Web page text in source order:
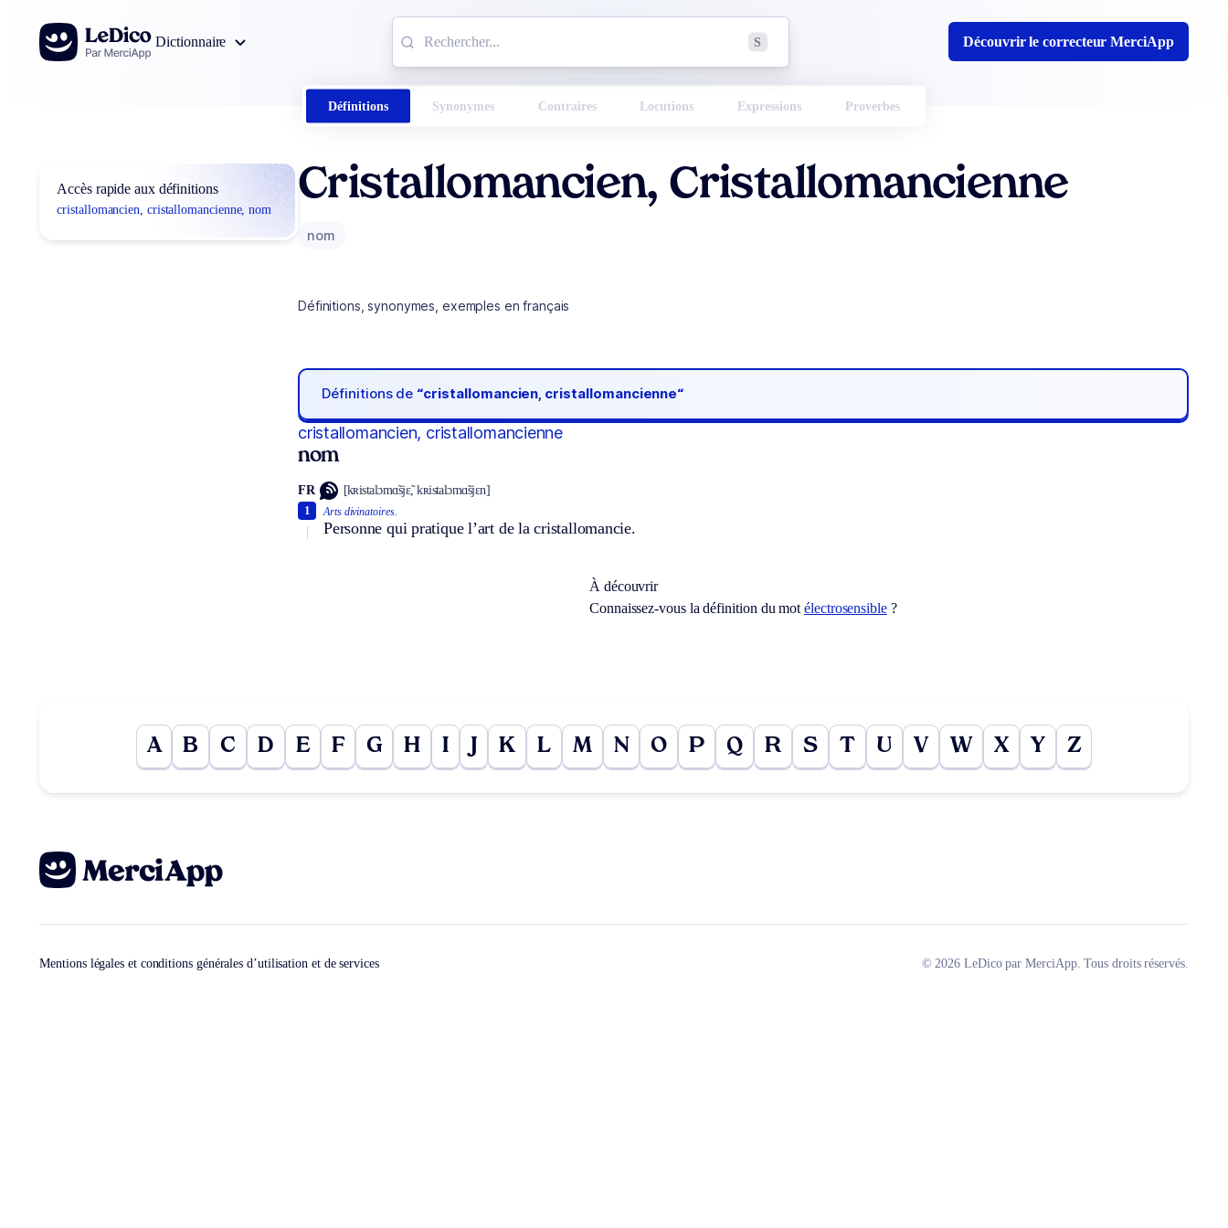
Aller au contenu
Dictionnaire
S Découvrir le correcteur MerciApp
Définitions Synonymes Contraires Locutions Expressions Proverbes
Accès rapide aux définitions
cristallomancien, cristallomancienne, nom
Cristallomancien, Cristallomancienne
nom
Définitions, synonymes, exemples en français
Définitions de “cristallomancien, cristallomancienne“
cristallomancien, cristallomancienne
nom
FR [kʀistalɔmɑ̃sjɛ̃, kʀistalɔmɑ̃sjɛn]
Arts divinatoires.
Personne qui pratique l’art de la cristallomancie.
1
À découvrir
Connaissez-vous la définition du motélectrosensible?
A B C D E F G H I K L M N O P Q R S T U V W X Y Z
Mentions légales et conditions générales d’utilisation et de services © 2026 LeDico par MerciApp. Tous droits réservés.